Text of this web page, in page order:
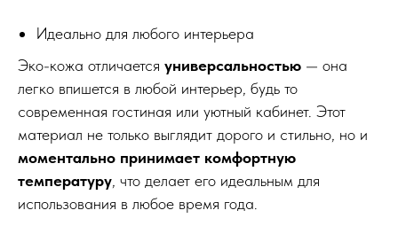
Идеально для любого интерьера
Эко-кожа отличается универсальностью — она
легко впишется в любой интерьер, будь то
современная гостиная или уютный кабинет. Этот
материал не только выглядит дорого и стильно, но и
моментально принимает комфортную
температуру, что делает его идеальным для
использования в любое время года.